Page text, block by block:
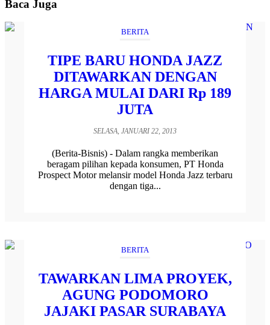
Baca Juga
BERITA
TIPE BARU HONDA JAZZ
DITAWARKAN DENGAN
HARGA MULAI DARI Rp 189
JUTA
SELASA, JANUARI 22, 2013
(Berita-Bisnis) - Dalam rangka memberikan
beragam pilihan kepada konsumen, PT Honda
Prospect Motor melansir model Honda Jazz terbaru
dengan tiga...
BERITA
TAWARKAN LIMA PROYEK,
AGUNG PODOMORO
JAJAKI PASAR SURABAYA